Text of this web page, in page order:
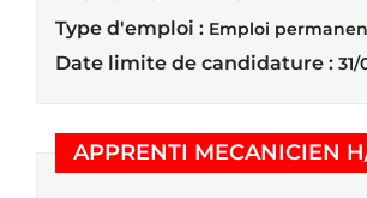
Type d'emploi : Emploi
Date limite de candidature : 31/
APPRENTI MECANICIEN